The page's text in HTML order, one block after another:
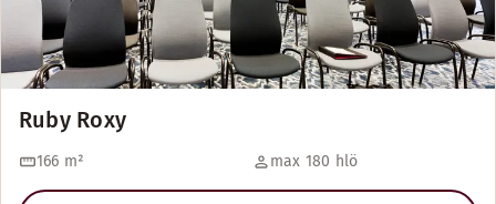
Ruby Roxy
166 m² max 180 hlö